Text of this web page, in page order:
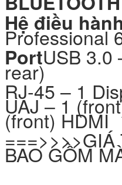
Hệ điều
Professional
PortUSB 3.0
rear)
RJ-45 – 1
UAJ – 1
(front) HDMI
BAO GỒM